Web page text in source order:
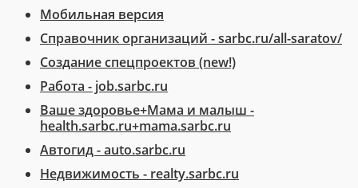
Мобильная версия
Справочник организаций - sarbc.ru/all-saratov/
Создание спецпроектов (new!)
Работа - job.sarbc.ru
Ваше здоровье+Мама и малыш -
health.sarbc.ru+mama.sarbc.ru
Автогид - auto.sarbc.ru
Недвижимость - realty.sarbc.ru